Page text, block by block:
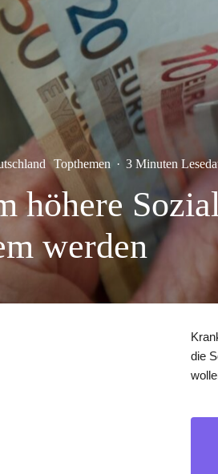
Topthemen · 3 Minuten
höhere
werden
die